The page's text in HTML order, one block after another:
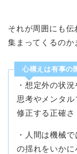
それが周囲にも
集まってくるのか
心構えは有事の
・想定外の状
思考やメンタ
修正する正確さ
・人間は機械
の揺れをいか